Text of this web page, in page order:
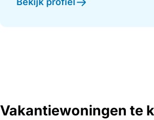
Vakantiewoningen te